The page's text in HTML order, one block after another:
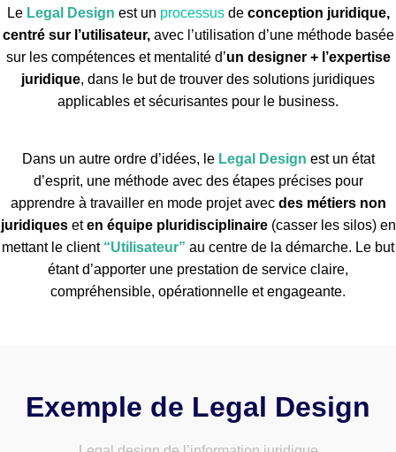
Le Legal Design est un processusde conception juridique,
centré sur l’utilisateur,avec l’utilisation d’une méthode basée
sur les compétences et mentalité d’un designer + l’expertise
juridique, dans le but de trouver des solutions juridiques
applicables et sécurisantes pour le business.
Dans un autre ordre d’idées, le Legal Design est un état
d’esprit, une méthode avec des étapes précises pour
apprendre à travailler en mode projet avec des métiers non
juridiqueseten équipe pluridisciplinaire(casser les silos) en
mettant le client “Utilisateur” au centre de la démarche. Le but
étant d’apporter une prestation de service claire,
compréhensible, opérationnelle et engageante.
Exemple de Legal Design